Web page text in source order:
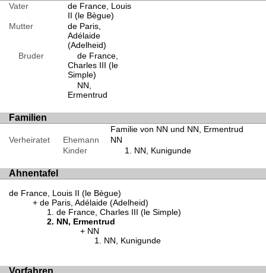
Vater
de France, Louis
II (le Bègue)
Mutter
de Paris,
Adélaide
(Adelheid)
Bruder
de France,
Charles III (le
Simple)
NN,
Ermentrud
Familien
Familie von NN und NN, Ermentrud
Verheiratet
Ehemann
NN
Kinder
NN, Kunigunde
Ahnentafel
de France, Louis II (le Bègue)
de Paris, Adélaide (Adelheid)
de France, Charles III (le Simple)
NN, Ermentrud
NN
NN, Kunigunde